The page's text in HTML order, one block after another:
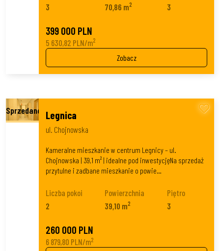
3
70,86 m2
3
399 000 PLN
5 630,82 PLN/m2
Zobacz
Legnica
ul. Chojnowska
Kameralne mieszkanie w centrum Legnicy – ul.
Chojnowska | 39,1 m² | idealne pod inwestycjęNa sprzedaż
przytulne i zadbane mieszkanie o powie…
Liczba pokoi
2
Powierzchnia
39,10 m2
Piętro
3
260 000 PLN
6 879,80 PLN/m2